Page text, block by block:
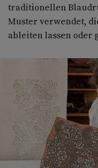
traditionellen
Muster verwendet,
ableiten lassen oder